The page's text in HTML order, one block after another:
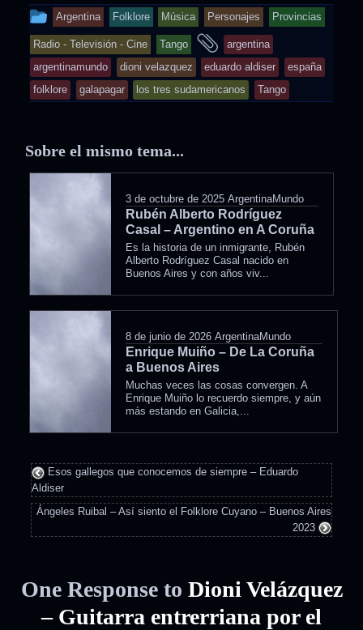
This
entry
was
posted
in
Argentina Folklore Música Personajes Provincias
Radio - Televisión - Cine Tango
and
tagged
argentina
argentinamundo
dioni velazquez eduardo aldiser
españa
folklore
galapagar los tres sudamericanos Tango
Sobre el mismo tema...
3 de octubre de 2025 ArgentinaMundo
Rubén Alberto Rodríguez
Casal – Argentino en A Coruña
Es la historia de un inmigrante, Rubén
Alberto Rodríguez Casal nacido en
Buenos Aires y con años viv...
8 de junio de 2026 ArgentinaMundo
Enrique Muiño – De La Coruña
a Buenos Aires
Muchas veces las cosas convergen. A
Enrique Muiño lo recuerdo siempre, y aún
más estando en Galicia,...
Esos gallegos que conocemos de siempre – Eduardo
Aldiser
Ángeles Ruibal – Así siento el Folklore Cuyano – Buenos Aires
2023
One Response to Dioni Velázquez
– Guitarra entrerriana por el